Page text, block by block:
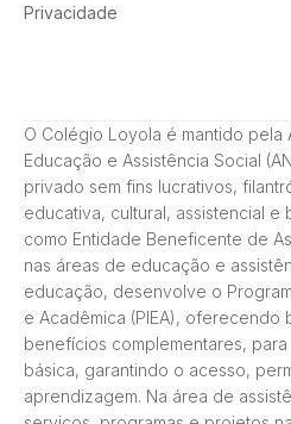
Privacidade
O Colégio Loyola é mantido
Educação e Assistência Social
privado sem fins lucrativos,
educativa, cultural, assistencial
como Entidade Beneficente de
nas áreas de educação e
educação, desenvolve o
e Acadêmica (PIEA), oferecendo
benefícios complementares,
básica, garantindo o acesso,
aprendizagem. Na área de